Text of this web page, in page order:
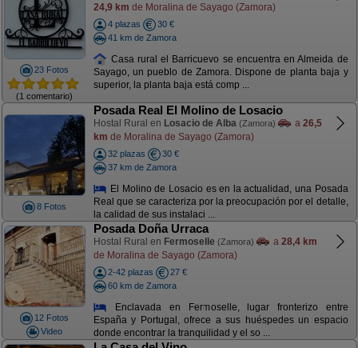
23 Fotos
(1 comentario)
24,9 km de Moralina de Sayago (Zamora)
4 plazas
30 €
41 km de Zamora
Casa rural el Barricuevo se encuentra en Almeida de
Sayago, un pueblo de Zamora. Dispone de planta baja y
superior, la planta baja está comp ...
8 Fotos
Posada Real El Molino de Losacio
Hostal Rural en Losacio de Alba (Zamora) a 26,5
km de Moralina de Sayago (Zamora)
32 plazas
30 €
37 km de Zamora
El Molino de Losacio es en la actualidad, una Posada
Real que se caracteriza por la preocupación por el detalle,
la calidad de sus instalaci ...
12 Fotos
Video
Posada Doña Urraca
Hostal Rural en Fermoselle (Zamora) a 28,4 km
de Moralina de Sayago (Zamora)
2-42 plazas
27 €
60 km de Zamora
Enclavada en Fermoselle, lugar fronterizo entre
España y Portugal, ofrece a sus huéspedes un espacio
donde encontrar la tranquilidad y el so ...